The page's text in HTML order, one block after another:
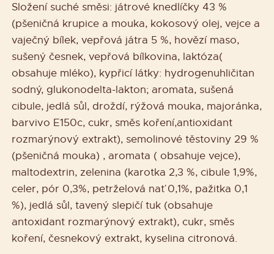
Složení suché směsi: játrové knedlíčky 43 %
(pšeničná krupice a mouka, kokosový olej, vejce a
vaječný bílek, vepřová játra 5 %, hovězí maso,
sušený česnek, vepřová bílkovina, laktóza(
obsahuje mléko), kypřicí látky: hydrogenuhličitan
sodný, glukonodelta-lakton; aromata, sušená
cibule, jedlá sůl, droždí, rýžová mouka, majoránka,
barvivo E150c, cukr, směs koření,antioxidant
rozmarýnový extrakt), semolinové těstoviny 29 %
(pšeničná mouka) , aromata ( obsahuje vejce),
maltodextrin, zelenina (karotka 2,3 %, cibule 1,9%,
celer, pór 0,3%, petrželová nať 0,1%, pažitka 0,1
%), jedlá sůl, tavený slepičí tuk (obsahuje
antoxidant rozmarýnový extrakt), cukr, směs
koření, česnekový extrakt, kyselina citronová.